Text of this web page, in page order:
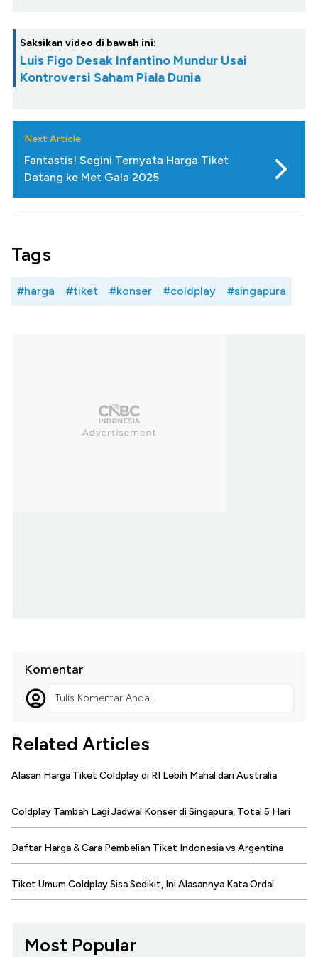
Saksikan video di bawah ini:
Luis Figo Desak Infantino Mundur Usai
Kontroversi Saham Piala Dunia
Next Article
Fantastis! Segini Ternyata Harga Tiket
Datang ke Met Gala 2025
Tags
#harga #tiket #konser #coldplay #singapura
Komentar
Tulis Komentar Anda...
Related Articles
Alasan Harga Tiket Coldplay di RI Lebih Mahal dari Australia
Coldplay Tambah Lagi Jadwal Konser di Singapura, Total 5 Hari
Daftar Harga & Cara Pembelian Tiket Indonesia vs Argentina
Tiket Umum Coldplay Sisa Sedikit, Ini Alasannya Kata Ordal
Most Popular